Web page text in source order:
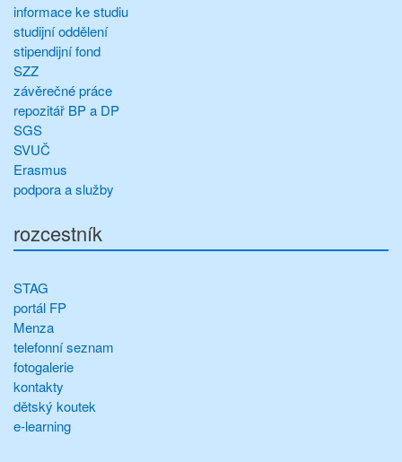
informace ke studiu
studijní oddělení
stipendijní fond
SZZ
závěrečné práce
repozitář BP a DP
SGS
SVUČ
Erasmus
podpora a služby
rozcestník
STAG
portál FP
Menza
telefonní seznam
fotogalerie
kontakty
dětský koutek
e-learning